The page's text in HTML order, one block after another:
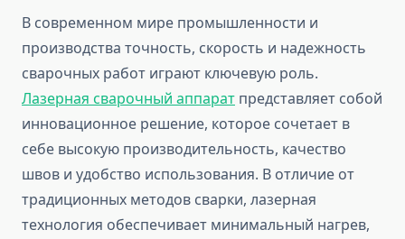
В современном мире промышленности и
производства точность, скорость и надежность
сварочных работ играют ключевую роль.
Лазерная сварочный аппарат представляет собой
инновационное решение, которое сочетает в
себе высокую производительность, качество
швов и удобство использования. В отличие от
традиционных методов сварки, лазерная
технология обеспечивает минимальный нагрев,